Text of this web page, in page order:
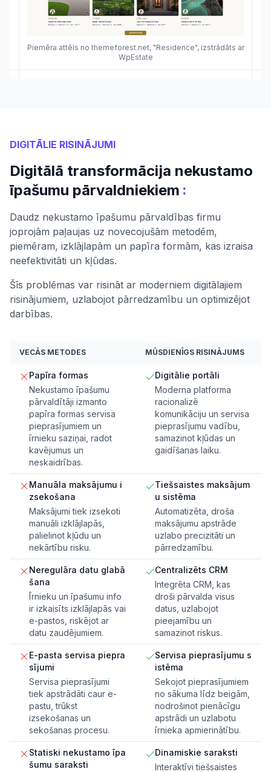
Piemēra attēls no themeforest.net, "Residence", izstrādāts ar
WpEstate
DIGITĀLIE RISINĀJUMI
Digitālā transformācija nekustamo
īpašumu pārvaldniekiem :
Daudz nekustamo īpašumu pārvaldības firmu
joprojām paļaujas uz novecojušām metodēm,
piemēram, izklājlapām un papīra formām, kas izraisa
neefektivitāti un kļūdas.
Šīs problēmas var risināt ar moderniem digitālajiem
risinājumiem, uzlabojot pārredzamību un optimizējot
darbības.
VECĀS METODES MŪSDIENĪGS RISINĀJUMS
Papīra formas
Nekustamo īpašumu
pārvaldītāji izmanto
papīra formas servisa
pieprasījumiem un
īrnieku saziņai, radot
kavējumus un
neskaidrības.
Digitālie portāli
Moderna platforma
racionalizē
komunikāciju un servisa
pieprasījumu vadību,
samazinot kļūdas un
gaidīšanas laiku.
Manuāla maksājumu i
zsekošana
Maksājumi tiek izsekoti
manuāli izklājlapās,
palielinot kļūdu un
nekārtību risku.
Tiešsaistes maksājum
u sistēma
Automatizēta, droša
maksājumu apstrāde
uzlabo precizitāti un
pārredzamību.
Neregulāra datu glabā
šana
Īrnieku un īpašumu info
ir izkaisīts izklājlapās vai
e-pastos, riskējot ar
datu zaudējumiem.
Centralizēts CRM
Integrēta CRM, kas
droši pārvalda visus
datus, uzlabojot
pieejamību un
samazinot riskus.
E-pasta servisa piepra
sījumi
Servisa pieprasījumi
tiek apstrādāti caur e-
pastu, trūkst
izsekošanas un
sekošanas procesu.
Servisa pieprasījumu s
istēma
Sekojot pieprasījumiem
no sākuma līdz beigām,
nodrošinot pienācīgu
apstrādi un uzlabotu
īrnieka apmierinātību.
Statiski nekustamo īpa
šumu saraksti
Dinamiskie saraksti
Interaktīvi tiešsaistes